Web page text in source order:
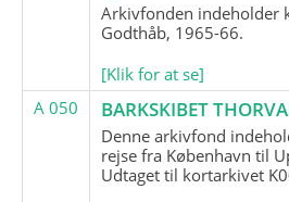
Arkivfonden indeholder
Godthåb, 1965-66.
[Klik for at se]
A 050
BARKSKIBET
Denne arkivfond
rejse fra København til
Udtaget til kortarkivet